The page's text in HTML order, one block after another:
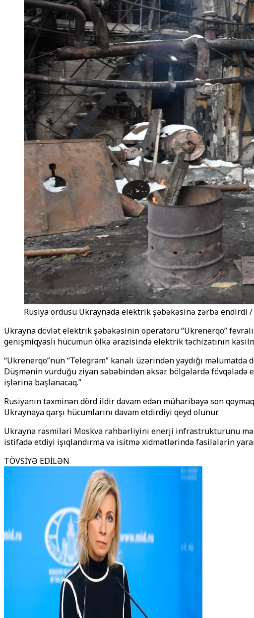
Rusiya ordusu Ukraynada elektrik şəbəkəsinə zərbə endirdi /
Ukrayna dövlət elektrik şəbəkəsinin operatoru “Ukrenerqo”
genişmiqyaslı hücumun ölkə ərazisində elektrik təchizatının
“Ukrenerqo”nun “Telegram” kanalı üzərindən yaydığı
Düşmənin vurduğu ziyan səbəbindən əksər bölgələrdə
işlərinə başlanacaq.”
Rusiyanın təxminən dörd ildir davam edən müharibəyə son
Ukraynaya qarşı hücumlarını davam etdirdiyi qeyd olunur.
Ukrayna rəsmiləri Moskva rəhbərliyini enerji infrastrukturunu
istifadə etdiyi işıqlandırma və isitmə xidmətlərində fasilələrin
TÖVSİYƏ EDİLƏN